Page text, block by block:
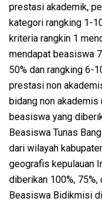
prestasi akademik,
kategori rangking 1-
kriteria rangkin 1
mendapat beasiswa
50% dan rangking 6-
prestasi non
bidang non akademis
beasiswa yang
Beasiswa Tunas
dari wilayah
geografis kepulauan
diberikan 100%, 75%,
Beasiswa Bidikmisi